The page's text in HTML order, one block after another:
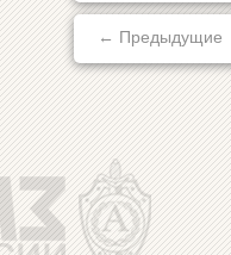
← Предыдущие